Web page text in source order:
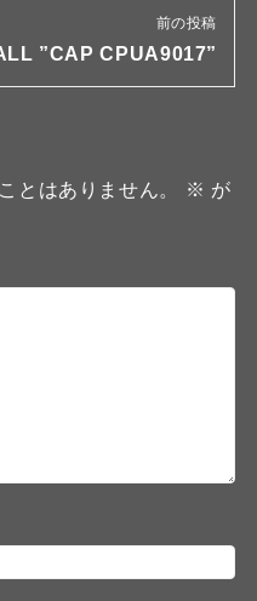
前の投稿
”CAP CPUA9017”
とはありません。 ※ が